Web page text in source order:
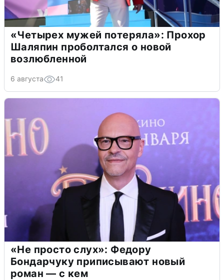
«Четырех мужей потеряла»: Прохор
Шаляпин проболтался о новой
возлюбленной
6 августа 41
«Не просто слух»: Федору
Бондарчуку приписывают новый
роман — с кем